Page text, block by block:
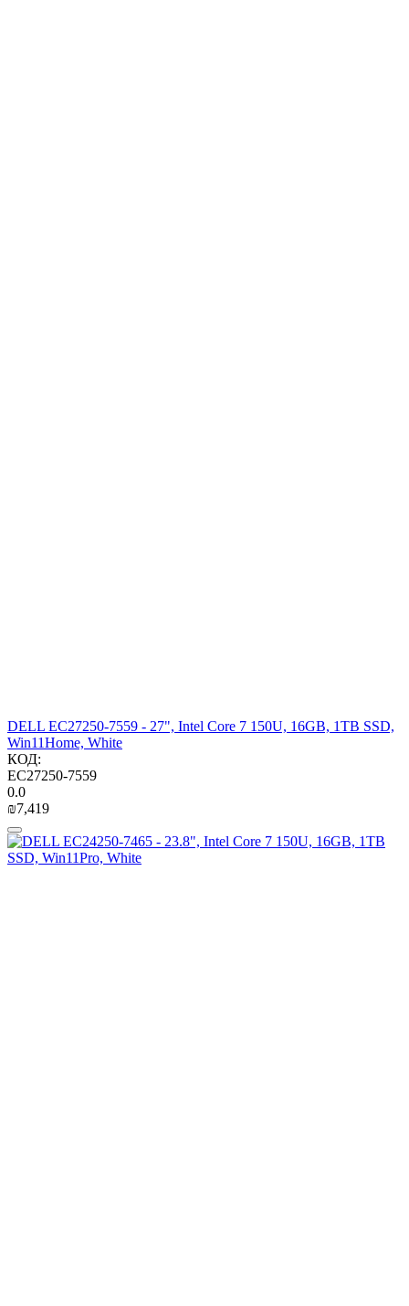
DELL EC27250-7559 - 27", Intel Core 7 150U, 16GB, 1TB SSD,
Win11Home, White
КОД:
EC27250-7559
0.0
₪7,419